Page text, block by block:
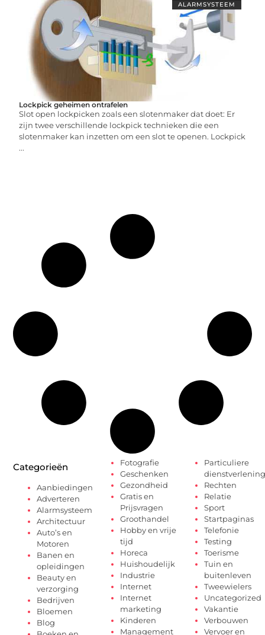
ALARMSYSTEEM
Lockpick geheimen ontrafelen
Slot open lockpicken zoals een slotenmaker dat doet: Er
zijn twee verschillende lockpick technieken die een ​​
slotenmaker kan inzetten om een slot te openen. Lockpick
...
Categorieën
Aanbiedingen
Adverteren
Alarmsysteem
Architectuur
Auto’s en
Motoren
Banen en
opleidingen
Beauty en
verzorging
Bedrijven
Bloemen
Blog
Fotografie
Geschenken
Gezondheid
Gratis en
Prijsvragen
Groothandel
Hobby en vrije
tijd
Horeca
Huishoudelijk
Industrie
Internet
Internet
marketing
Kinderen
Management
Particuliere
dienstverlening
Rechten
Relatie
Sport
Startpaginas
Telefonie
Testing
Toerisme
Tuin en
buitenleven
Tweewielers
Uncategorized
Vakantie
Verbouwen
Vervoer en